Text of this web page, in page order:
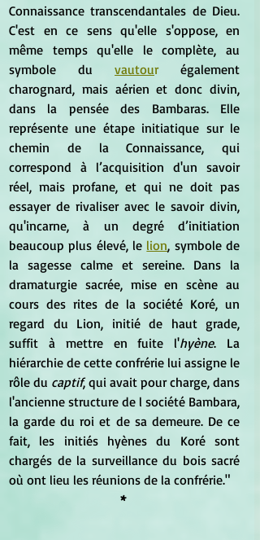
Connaissance transcendantales de Dieu.
C'est en ce sens qu'elle s'oppose, en
même temps qu'elle le complète, au
symbole du vautour également
charognard, mais aérien et donc divin,
dans la pensée des Bambaras. Elle
représente une étape initiatique sur le
chemin de la Connaissance, qui
correspond à l’acquisition d'un savoir
réel, mais profane, et qui ne doit pas
essayer de rivaliser avec le savoir divin,
qu'incarne, à un degré d’initiation
beaucoup plus élevé, le lion, symbole de
la sagesse calme et sereine. Dans la
dramaturgie sacrée, mise en scène au
cours des rites de la société Koré, un
regard du Lion, initié de haut grade,
suffit à mettre en fuite l'hyène. La
hiérarchie de cette confrérie lui assigne le
rôle du captif, qui avait pour charge, dans
l'ancienne structure de l société Bambara,
la garde du roi et de sa demeure. De ce
fait, les initiés hyènes du Koré sont
chargés de la surveillance du bois sacré
où ont lieu les réunions de la confrérie."
*